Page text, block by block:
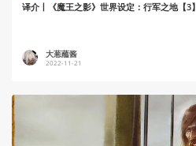
译介丨《魔王之影》世界设定：行军之地【3】
大葱蘸酱
2022-11-21